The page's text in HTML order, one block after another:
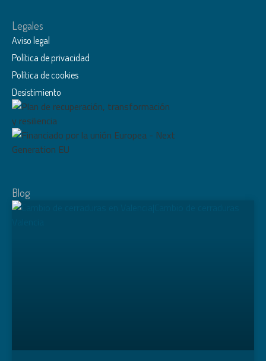
Legales
Aviso legal
Política de privacidad
Política de cookies
Desistimiento
Blog